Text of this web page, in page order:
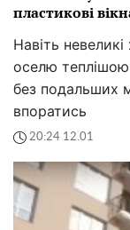
пластикові
Навіть
оселю
без подальших
впоратись
20:24 12.01